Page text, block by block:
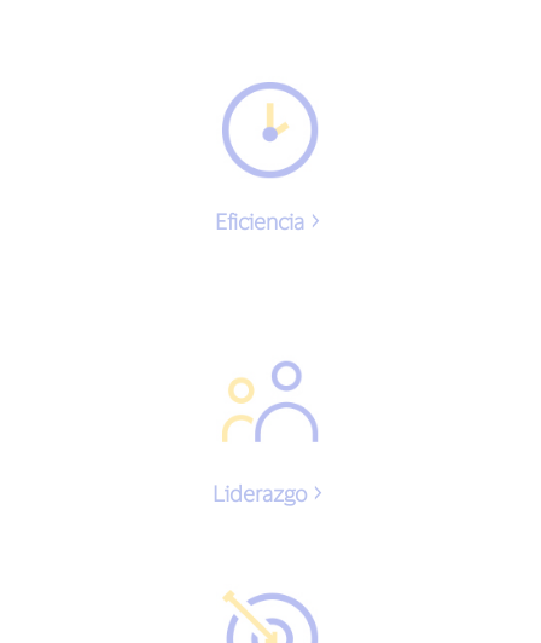
Eficiencia
Liderazgo